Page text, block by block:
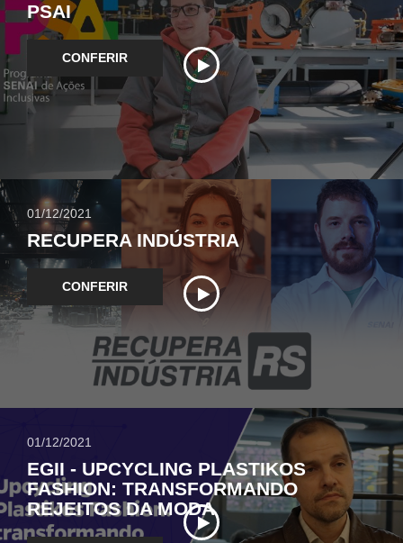
PSAI
CONFERIR
01/12/2021
RECUPERA INDÚSTRIA
CONFERIR
01/12/2021
EGII - UPCYCLING PLASTIKOS
FASHION: TRANSFORMANDO
REJEITOS DA MODA